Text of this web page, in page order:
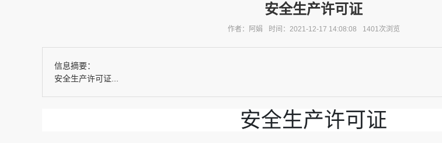
安全生产许可证
作者：阿娟 时间：2021-12-17 14:08:08 1401次浏览
信息摘要：
安全生产许可证...
安全生产许可证